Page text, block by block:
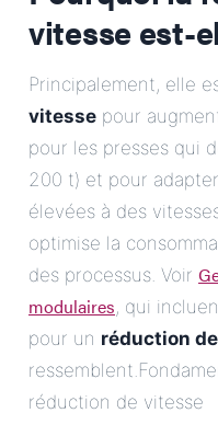
vitesse est-
Principalement, elle
vitesse pour
pour les presses qui
200 t) et pour
élevées à des
optimise la
des processus. Voir
modulaires, qui
pour un réduction
réduction de vitesse